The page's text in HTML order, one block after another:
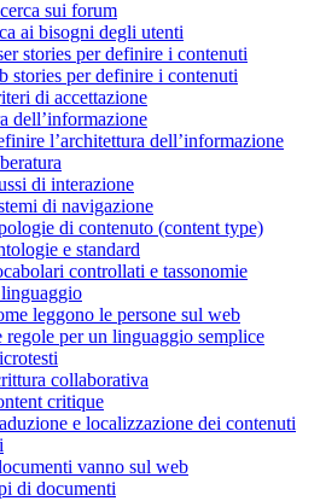
sui forum
ai bisogni degli utenti
stories per definire i contenuti
stories per definire i contenuti
di accettazione
dell’informazione
l’architettura dell’informazione
di interazione
di navigazione
di contenuto (content type)
e standard
controllati e tassonomie
leggono le persone sul web
regole per un linguaggio semplice
collaborativa
critique
e localizzazione dei contenuti
vanno sul web
di documenti